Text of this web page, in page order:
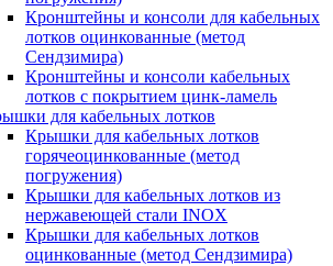
Кронштейны и консоли для кабельных
лотков оцинкованные (метод
Сендзимира)
Кронштейны и консоли кабельных
лотков с покрытием цинк-ламель
для кабельных лотков
Крышки для кабельных лотков
горячеоцинкованные (метод
погружения)
Крышки для кабельных лотков из
нержавеющей стали INOX
Крышки для кабельных лотков
оцинкованные (метод Сендзимира)